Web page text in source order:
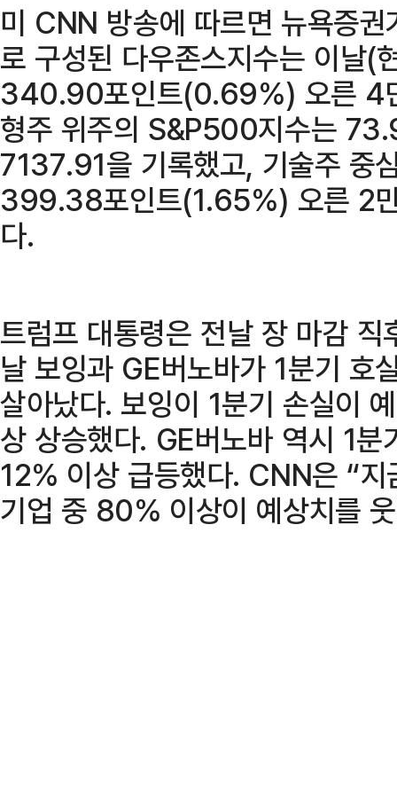
미 CNN 방송에 따르면 뉴욕증
로 구성된 다우존스지수는 이날(
340.90포인트(0.69%) 오른 4
형주 위주의 S&P500지수는
7137.91을 기록했고, 기술주 중
399.38포인트(1.65%) 오른 2
다.
트럼프 대통령은 전날 장 마감
날 보잉과 GE버노바가 1분기 호
살아났다. 보잉이 1분기 손실이
상 상승했다. GE버노바 역시 1
12% 이상 급등했다. CNN은 “
기업 중 80% 이상이 예상치를